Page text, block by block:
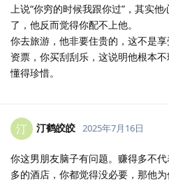
上说“你穷的时候我跟你过”，其实
了，他反而觉得你配不上他。
你去旅游，他非要住贵的，这不是
资票，你买刮刮乐，这说明他根本
懂得珍惜。
汀 汀鹤皎皎 2025年7月16日
你这男朋友脑子有问题。赚得多不
多的酒店，你都觉得没必要，那他